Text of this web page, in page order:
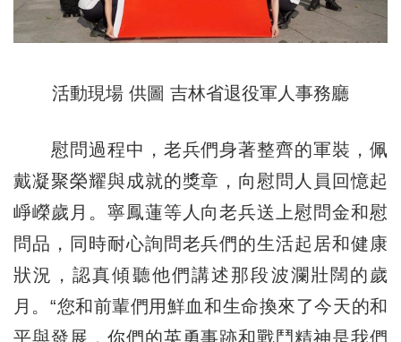
活動現場 供圖 吉林省退役軍人事務廳
慰問過程中，老兵們身著整齊的軍裝，佩
戴凝聚榮耀與成就的獎章，向慰問人員回憶起
崢嶸歲月。寧鳳蓮等人向老兵送上慰問金和慰
問品，同時耐心詢問老兵們的生活起居和健康
狀況，認真傾聽他們講述那段波瀾壯闊的歲
月。“您和前輩們用鮮血和生命換來了今天的和
平與發展，你們的英勇事跡和戰鬥精神是我們